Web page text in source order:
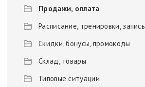
Продажи, оплата
Расписание, тренировки, запись
Скидки, бонусы, промокоды
Склад, товары
Типовые ситуации